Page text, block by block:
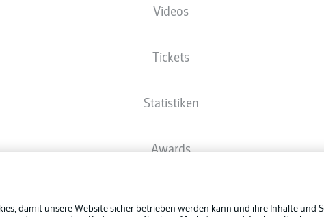
Videos
Tickets
Statistiken
Awards
damit unsere Website sicher betrieben werden kann und ihre Inhalte und